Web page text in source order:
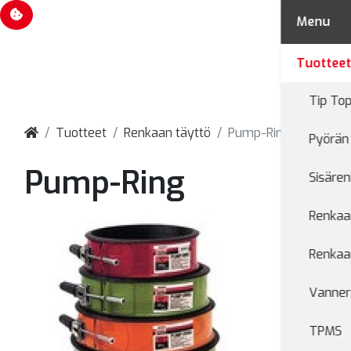
Tuotteet Renkaan täyttö Pump-Ring
Pump-Ring
Menu
Tuotteet
Tip
TPMS
Evästevalinnat